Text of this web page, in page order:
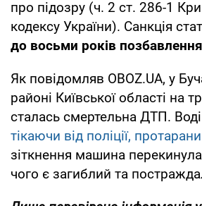
про підозру (ч. 2 ст. 286-1
кодексу України). Санкція
до восьми років
Як повідомляв OBOZ.UA, у
районі Київської області на
сталась смертельна ДТП.
тікаючи від поліції,
зіткнення машина
чого є загиблий та